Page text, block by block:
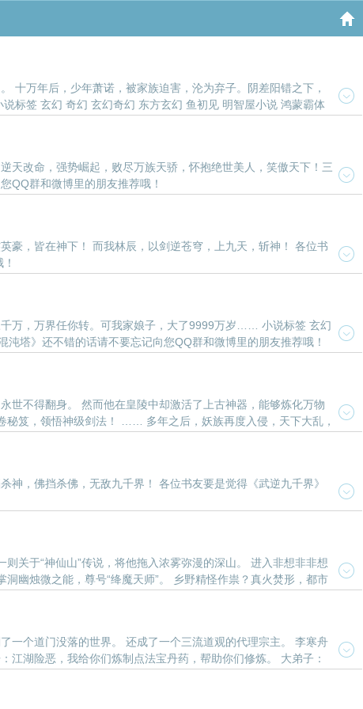
十万年后，少年萧诺，被家族迫害，沦为弃子。阴差阳错之下，
标签 玄幻 奇幻 玄幻奇幻 东方玄幻 鱼初见 明智屋小说 鸿蒙霸体
天改命，强势崛起，败尽万族天骄，怀抱绝世美人，笑傲天下！三
QQ群和微博里的朋友推荐哦！
豪，皆在神下！ 而我林辰，以剑逆苍穹，上九天，斩神！ 各位书
万，万界任你转。可我家娘子，大了9999万岁…… 小说标签 玄幻
塔》还不错的话请不要忘记向您QQ群和微博里的朋友推荐哦！
世不得翻身。 然而他在皇陵中却激活了上古神器，能够炼化万物
秘笈，领悟神级剑法！ …… 多年之后，妖族再度入侵，天下大乱，
位书友要是觉得《噬神鼎》还不错的话请不要忘记向您QQ群和微博里
，佛挡杀佛，无敌九千界！ 各位书友要是觉得《武逆九千界》
关于“神仙山”传说，将他拖入浓雾弥漫的深山。 进入非想非非想
幽烛微之能，尊号“绛魔天师”。 乡野精怪作祟？真火焚形，都市
脏观：我在九十年代当天师》还不错的话请不要忘记向您QQ群和微博
一个道门没落的世界。 还成了一个三流道观的代理宗主。 李寒舟
湖险恶，我给你们炼制点法宝丹药，帮助你们修炼。 大弟子：
人... 各位书友要是觉得《师叔，你的法宝太不正经了》还不错的话请